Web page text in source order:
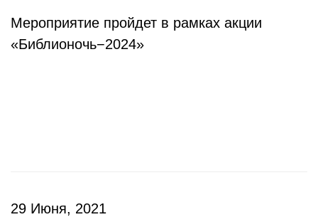
Мероприятие пройдет в рамках акции
«Библионочь−2024»
29 Июня, 2021